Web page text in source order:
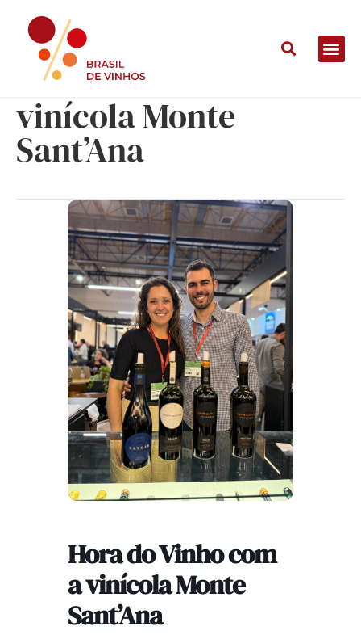
Hora do Vinho com a
vinícola Monte
Sant’Ana
Hora do Vinho com
a vinícola Monte
Sant’Ana